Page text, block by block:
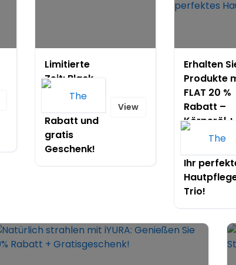
Limitierte
Zeit: Black
Gram Trio
Rabatt und
gratis
Geschenk!
View
Erhalten
Produkte
FLAT 20 %
Rabatt –
Körperöl +
Gesichtsöl +
Ihr
Trio!